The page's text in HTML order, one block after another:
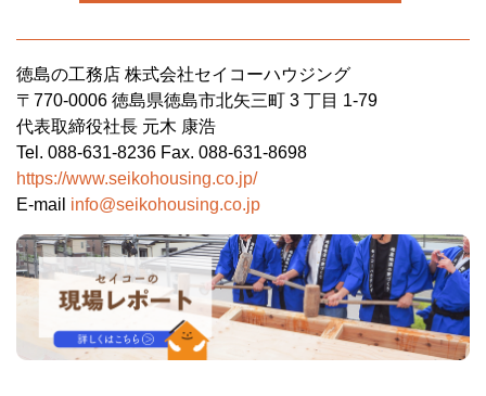
徳島の工務店 株式会社セイコーハウジング
〒770-0006 徳島県徳島市北矢三町 3 丁目 1-79
代表取締役社長 元木 康浩
Tel. 088-631-8236 Fax. 088-631-8698
https://www.seikohousing.co.jp/
E-mail info@seikohousing.co.jp